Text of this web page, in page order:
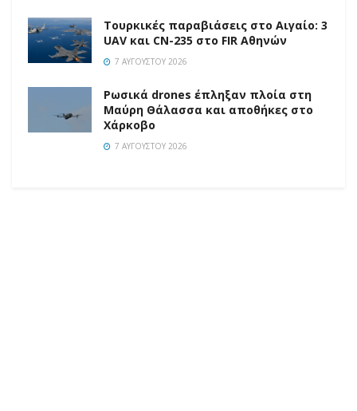
Τουρκικές παραβιάσεις στο Αιγαίο: 3
UAV και CN-235 στο FIR Αθηνών
7 ΑΥΓΟΎΣΤΟΥ 2026
Ρωσικά drones έπληξαν πλοία στη
Μαύρη Θάλασσα και αποθήκες στο
Χάρκοβο
7 ΑΥΓΟΎΣΤΟΥ 2026